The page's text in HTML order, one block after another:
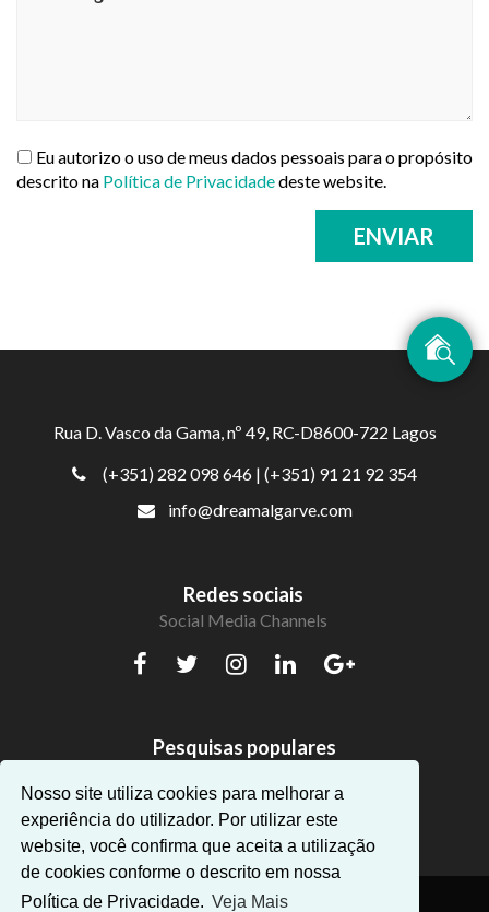
Nosso site utiliza cookies para melhorar a
experiência do utilizador. Por utilizar este
website, você confirma que aceita a utilização
de cookies conforme o descrito em nossa
Política de Privacidade. Veja Mais
Eu autorizo o uso de meus dados pessoais para o propósito
descrito na Política de Privacidadedeste website.
ENVIAR
Rua D. Vasco da Gama, nº 49, RC-D8600-722 Lagos
(+351) 282 098 646 | (+351) 91 21 92 354
info@dreamalgarve.com
Redes sociais
Social Media Channels
Pesquisas populares
Belos apartamentos no Algarve